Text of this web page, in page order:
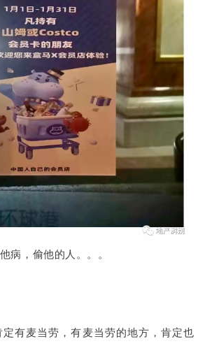
病，偷他的人。。。
有麦当劳，有麦当劳的地方，肯定也